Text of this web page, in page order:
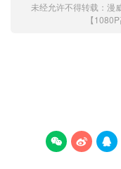
未经允许不得转载： 漫
【
  